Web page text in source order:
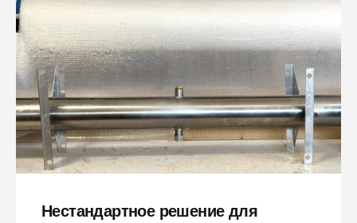
Нестандартное решение для